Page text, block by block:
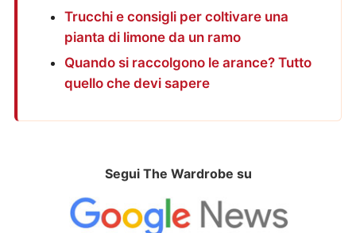
Trucchi e consigli per coltivare una
pianta di limone da un ramo
Quando si raccolgono le arance? Tutto
quello che devi sapere
Segui The Wardrobe su